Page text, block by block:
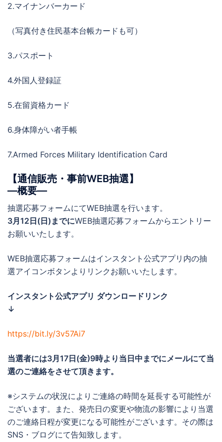
2.マイナンバーカード
（写真付き住民基本台帳カードも可）
3.パスポート
4.外国人登録証
5.在留資格カード
6.身体障がい者手帳
7.Armed Forces Military Identification Card
【通信販売・事前WEB抽選】
―概要―
抽選応募フォームにてWEB抽選を行います。
3月12日(日)までにWEB抽選応募フォームからエントリー
お願いいたします。
WEB抽選応募フォームはインスタント公式アプリ内の抽
選アイコンボタンよりリンクお願いいたします。
インスタント公式アプリ ダウンロードリンク
↓
https://bit.ly/3v57Ai7
当選者には3月17日(金)9時より当日中までにメールにて当
選のご連絡をさせて頂きます。
※システムの状況によりご連絡の時間を延長する可能性が
ございます。また、発売日の変更や物流の影響により当選
のご連絡日程が変更になる可能性がございます。その際は
SNS・ブログにて告知致します。